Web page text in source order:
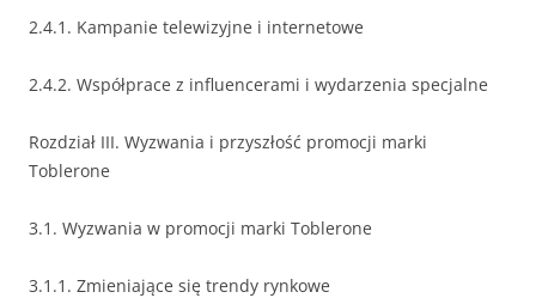
2.4.1. Kampanie telewizyjne i internetowe
2.4.2. Współprace z influencerami i wydarzenia specjalne
Rozdział III. Wyzwania i przyszłość promocji marki
Toblerone
3.1. Wyzwania w promocji marki Toblerone
3.1.1. Zmieniające się trendy rynkowe